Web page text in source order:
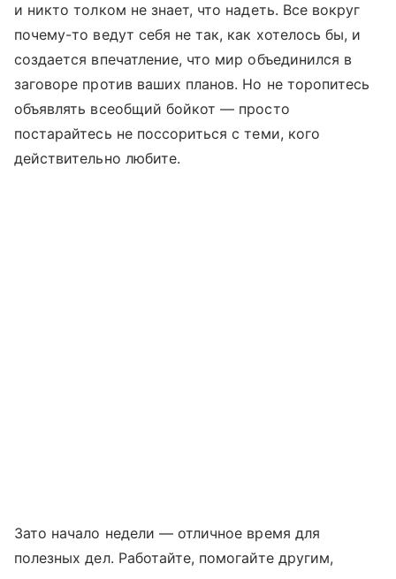
и никто толком не знает, что надеть. Все вокруг
почему-то ведут себя не так, как хотелось бы, и
создается впечатление, что мир объединился в
заговоре против ваших планов. Но не торопитесь
объявлять всеобщий бойкот — просто
постарайтесь не поссориться с теми, кого
действительно любите.
Зато начало недели — отличное время для
полезных дел. Работайте, помогайте другим,